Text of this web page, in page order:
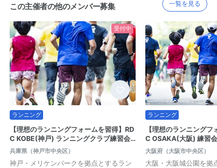
この主催者の他のメンバー募集 一覧を見る
受付中
ランニング
【理想のランニングフォームを習得】RD
C KOBE(神戸) ランニングクラブ練習会…
兵庫県（神戸市中央区）
神戸・メリケンパークを拠点とするラン
ランニング
【理想のランニング
C OSAKA(大阪) 練習
大阪府（大阪市中央区）
大阪・大阪城公園を拠